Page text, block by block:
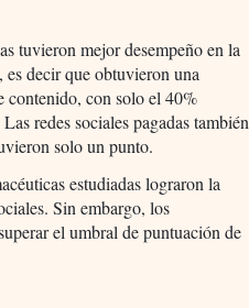
tuvieron mejor desempeño en la
decir que obtuvieron una
contenido, con solo el 40%
redes sociales pagadas también
solo un punto.
estudiadas lograron la
Sin embargo, los
el umbral de puntuación de